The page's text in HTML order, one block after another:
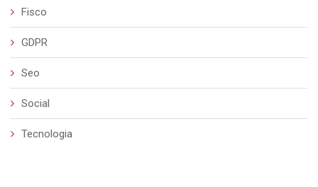
Fisco
GDPR
Seo
Social
Tecnologia